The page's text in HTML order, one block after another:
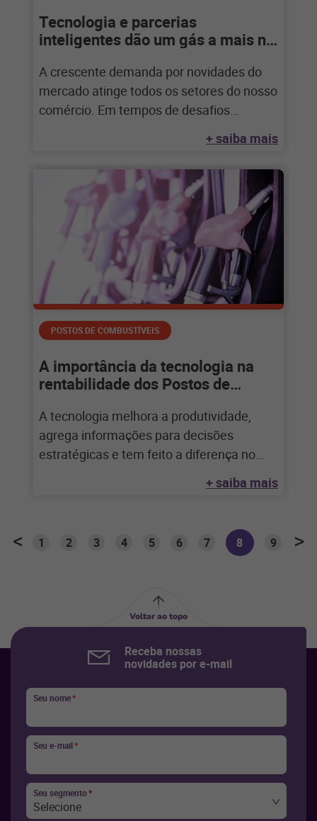
Tecnologia e parcerias
inteligentes dão um gás a mais no
A crescente demanda por novidades do
mercado atinge todos os setores do nosso
comércio. Em tempos de desafios
econômicos, um diferencial interessante
pode aumentar os lucros. No caso de
postos de combustíveis por exemplo,
embora exista grande concorrência, novas
formas de fidelização podem ser o
caminho
+ saiba mais
POSTOS DE COMBUSTÍVEIS
A importância da tecnologia na
rentabilidade dos Postos de
A tecnologia melhora a produtividade,
agrega informações para decisões
estratégicas e tem feito a diferença no
mercado de Postos, onde a rentabilidade é
+ saiba mais
1 2 3 4 5 6 7 8 9
Voltar ao topo
Receba nossas
novidades por e-mail
Seu nome*
Seu e-mail*
Seu segmento*
Selecione